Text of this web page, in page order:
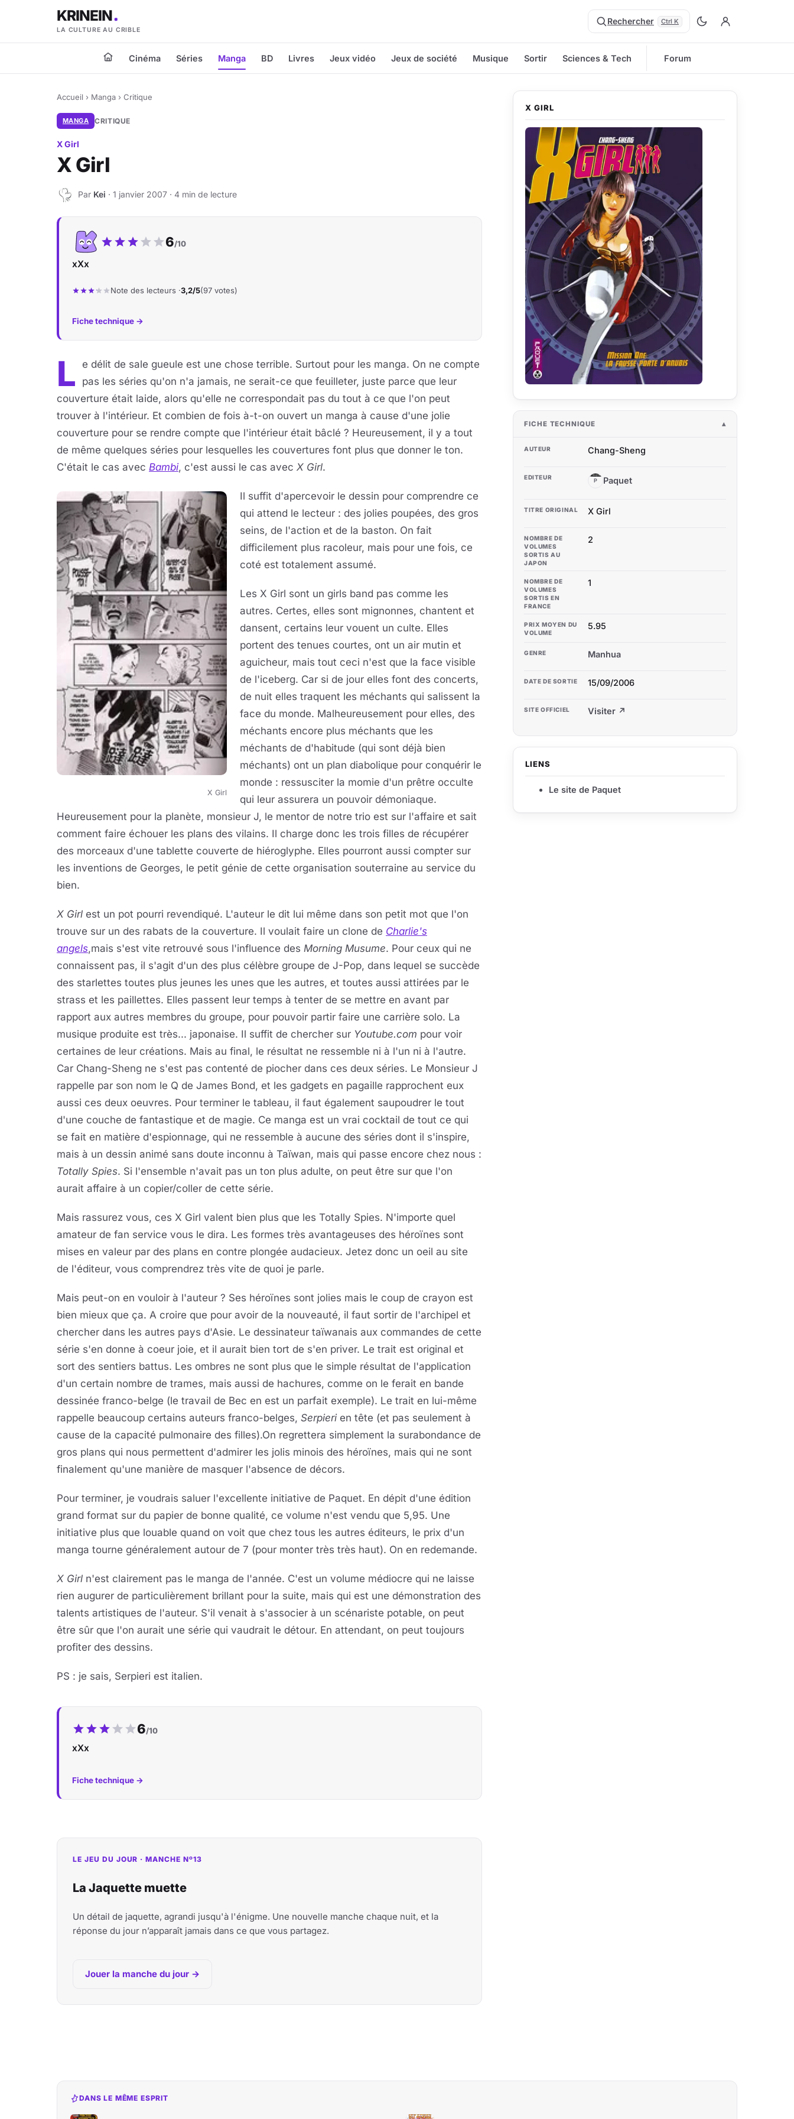
KRINEIN
LA CULTURE AU CRIBLE
Rechercher Ctrl K
Cinéma Séries Manga BD Livres Jeux vidéo Jeux de société Musique Sortir Sciences & Tech Forum
Accueil › Manga › Critique
MANGA CRITIQUE
X Girl
X Girl
K Par Kei · 1 janvier 2007 · 4 min de lecture
Notre note :
6/10
xXx
Note des lecteurs ·3,2/5(97 votes)
Fiche technique →
L
e délit de sale gueule est une chose terrible. Surtout pour les manga. On ne compte
pas les séries qu'on n'a jamais, ne serait-ce que feuilleter, juste parce que leur
couverture était laide, alors qu'elle ne correspondait pas du tout à ce que l'on peut
trouver à l'intérieur. Et combien de fois à-t-on ouvert un manga à cause d'une jolie
couverture pour se rendre compte que l'intérieur était bâclé ? Heureusement, il y a tout
de même quelques séries pour lesquelles les couvertures font plus que donner le ton.
C'était le cas avec Bambi, c'est aussi le cas avec X Girl.
X Girl
Il suffit d'apercevoir le dessin pour comprendre ce
qui attend le lecteur : des jolies poupées, des gros
seins, de l'action et de la baston. On fait
difficilement plus racoleur, mais pour une fois, ce
coté est totalement assumé.
Les X Girl sont un girls band pas comme les
autres. Certes, elles sont mignonnes, chantent et
dansent, certains leur vouent un culte. Elles
portent des tenues courtes, ont un air mutin et
aguicheur, mais tout ceci n'est que la face visible
de l'iceberg. Car si de jour elles font des concerts,
de nuit elles traquent les méchants qui salissent la
face du monde. Malheureusement pour elles, des
méchants encore plus méchants que les
méchants de d'habitude (qui sont déjà bien
méchants) ont un plan diabolique pour conquérir le
monde : ressusciter la momie d'un prêtre occulte
qui leur assurera un pouvoir démoniaque.
Heureusement pour la planète, monsieur J, le mentor de notre trio est sur l'affaire et sait
comment faire échouer les plans des vilains. Il charge donc les trois filles de récupérer
des morceaux d'une tablette couverte de hiéroglyphe. Elles pourront aussi compter sur
les inventions de Georges, le petit génie de cette organisation souterraine au service du
bien.
X Girl est un pot pourri revendiqué. L'auteur le dit lui même dans son petit mot que l'on
trouve sur un des rabats de la couverture. Il voulait faire un clone de Charlie's
angels,mais s'est vite retrouvé sous l'influence des Morning Musume. Pour ceux qui ne
connaissent pas, il s'agit d'un des plus célèbre groupe de J-Pop, dans lequel se succède
des starlettes toutes plus jeunes les unes que les autres, et toutes aussi attirées par le
strass et les paillettes. Elles passent leur temps à tenter de se mettre en avant par
rapport aux autres membres du groupe, pour pouvoir partir faire une carrière solo. La
musique produite est très... japonaise. Il suffit de chercher sur Youtube.com pour voir
certaines de leur créations. Mais au final, le résultat ne ressemble ni à l'un ni à l'autre.
Car Chang-Sheng ne s'est pas contenté de piocher dans ces deux séries. Le Monsieur J
rappelle par son nom le Q de James Bond, et les gadgets en pagaille rapprochent eux
aussi ces deux oeuvres. Pour terminer le tableau, il faut également saupoudrer le tout
d'une couche de fantastique et de magie. Ce manga est un vrai cocktail de tout ce qui
se fait en matière d'espionnage, qui ne ressemble à aucune des séries dont il s'inspire,
mais à un dessin animé sans doute inconnu à Taïwan, mais qui passe encore chez nous :
Totally Spies. Si l'ensemble n'avait pas un ton plus adulte, on peut être sur que l'on
aurait affaire à un copier/coller de cette série.
Mais rassurez vous, ces X Girl valent bien plus que les Totally Spies. N'importe quel
amateur de fan service vous le dira. Les formes très avantageuses des héroïnes sont
mises en valeur par des plans en contre plongée audacieux. Jetez donc un oeil au site
de l'éditeur, vous comprendrez très vite de quoi je parle.
Mais peut-on en vouloir à l'auteur ? Ses héroïnes sont jolies mais le coup de crayon est
bien mieux que ça. A croire que pour avoir de la nouveauté, il faut sortir de l'archipel et
chercher dans les autres pays d'Asie. Le dessinateur taïwanais aux commandes de cette
série s'en donne à coeur joie, et il aurait bien tort de s'en priver. Le trait est original et
sort des sentiers battus. Les ombres ne sont plus que le simple résultat de l'application
d'un certain nombre de trames, mais aussi de hachures, comme on le ferait en bande
dessinée franco-belge (le travail de Bec en est un parfait exemple). Le trait en lui-même
rappelle beaucoup certains auteurs franco-belges, Serpierien tête (et pas seulement à
cause de la capacité pulmonaire des filles).On regrettera simplement la surabondance de
gros plans qui nous permettent d'admirer les jolis minois des héroïnes, mais qui ne sont
finalement qu'une manière de masquer l'absence de décors.
Pour terminer, je voudrais saluer l'excellente initiative de Paquet. En dépit d'une édition
grand format sur du papier de bonne qualité, ce volume n'est vendu que 5,95. Une
initiative plus que louable quand on voit que chez tous les autres éditeurs, le prix d'un
manga tourne généralement autour de 7 (pour monter très très haut). On en redemande.
X Girl n'est clairement pas le manga de l'année. C'est un volume médiocre qui ne laisse
rien augurer de particulièrement brillant pour la suite, mais qui est une démonstration des
talents artistiques de l'auteur. S'il venait à s'associer à un scénariste potable, on peut
être sûr que l'on aurait une série qui vaudrait le détour. En attendant, on peut toujours
profiter des dessins.
PS : je sais, Serpieri est italien.
Notre note :
6/10
xXx
Fiche technique →
LE JEU DU JOUR · MANCHE Nº13
La Jaquette muette
Un détail de jaquette, agrandi jusqu'à l'énigme. Une nouvelle manche chaque nuit, et la
réponse du jour n’apparaît jamais dans ce que vous partagez.
Jouer la manche du jour →
X GIRL
FICHE TECHNIQUE
AUTEUR Chang-Sheng
EDITEUR P Paquet
TITRE ORIGINAL X Girl
NOMBRE DE
VOLUMES
SORTIS AU
JAPON
2
NOMBRE DE
VOLUMES
SORTIS EN
FRANCE
1
PRIX MOYEN DU
VOLUME
5.95
GENRE Manhua
DATE DE SORTIE 15/09/2006
SITE OFFICIEL Visiter ↗
LIENS
Le site de Paquet
DANS LE MÊME ESPRIT